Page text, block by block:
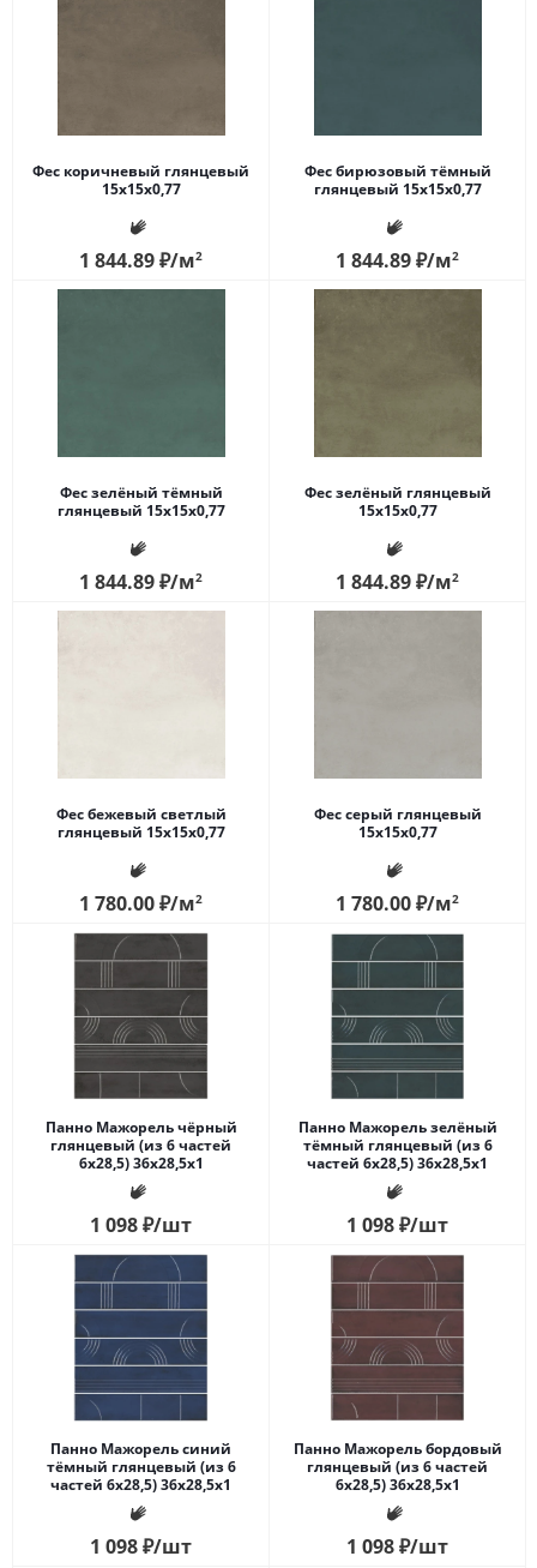
Фес коричневый глянцевый
15x15x0,77
1 844.89₽/м2
Фес бирюзовый тёмный
глянцевый 15x15x0,77
1 844.89₽/м2
Фес зелёный тёмный
глянцевый 15x15x0,77
1 844.89₽/м2
Фес зелёный глянцевый
15x15x0,77
1 844.89₽/м2
Фес бежевый светлый
глянцевый 15x15x0,77
1 780.00₽/м2
Фес серый глянцевый
15x15x0,77
1 780.00₽/м2
Панно Мажорель чёрный
глянцевый (из 6 частей
6х28,5) 36x28,5x1
1 098₽/шт
Панно Мажорель зелёный
тёмный глянцевый (из 6
частей 6х28,5) 36x28,5x1
1 098₽/шт
Панно Мажорель синий
тёмный глянцевый (из 6
частей 6х28,5) 36x28,5x1
1 098₽/шт
Панно Мажорель бордовый
глянцевый (из 6 частей
6х28,5) 36x28,5x1
1 098₽/шт